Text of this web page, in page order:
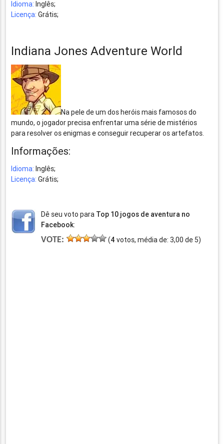
Idioma: Inglês;
Licença: Grátis;
Indiana Jones Adventure World
Na pele de um dos heróis mais famosos do
mundo, o jogador precisa enfrentar uma série de mistérios
para resolver os enigmas e conseguir recuperar os artefatos.
Informações:
Idioma: Inglês;
Licença: Grátis;
Dê seu voto para Top 10 jogos de aventura no
Facebook:
VOTE: (4 votos, média de:3,00 de 5)